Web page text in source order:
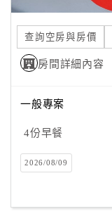
合
作
提
案
店
作
查詢空房與房價
房間詳細內容
一般專案
4份早餐
2026/08/09